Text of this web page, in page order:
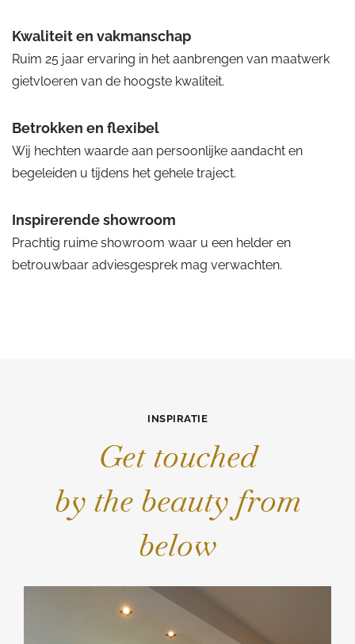
Kwaliteit en vakmanschap
Ruim 25 jaar ervaring in het aanbrengen van maatwerk
gietvloeren van de hoogste kwaliteit.
Betrokken en flexibel
Wij hechten waarde aan persoonlijke aandacht en
begeleiden u tijdens het gehele traject.
Inspirerende showroom
Prachtig ruime showroom waar u een helder en
betrouwbaar adviesgesprek mag verwachten.
INSPIRATIE
Get touched
by the beauty from
below